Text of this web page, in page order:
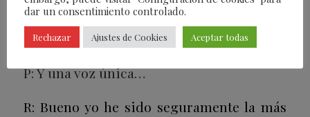
Tim Ries en OCO The Show.(Imagen extraída de: ocotheshow.com).
P: Y una voz única…
R: Bueno yo he sido seguramente la más
dar un consentimiento controlado.
Rechazar Ajustes de Cookies Aceptar todas